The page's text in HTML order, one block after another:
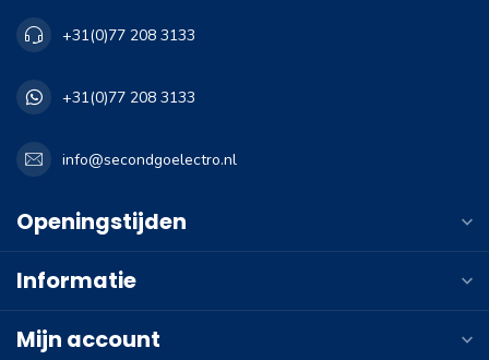
+31(0)77 208 3133
+31(0)77 208 3133
info@secondgoelectro.nl
Openingstijden
Informatie
Mijn account